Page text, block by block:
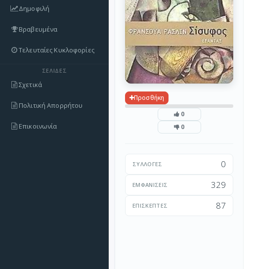
Δημοφιλή
Βραβευμένα
Τελευταίες Κυκλοφορίες
ΣΕΛΊΔΕΣ
Σχετικά
Πολιτική Απορρήτου
Επικοινωνία
Προσθήκη
0
0
ΣΥΛΛΟΓΈΣ 0
ΕΜΦΑΝΊΣΕΙΣ 329
ΕΠΙΣΚΈΠΤΕΣ 87